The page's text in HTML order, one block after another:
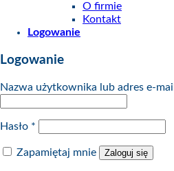
O firmie
Kontakt
Logowanie
Logowanie
Nazwa użytkownika lub adres e-mail
Hasło *
Zapamiętaj mnie Zaloguj się